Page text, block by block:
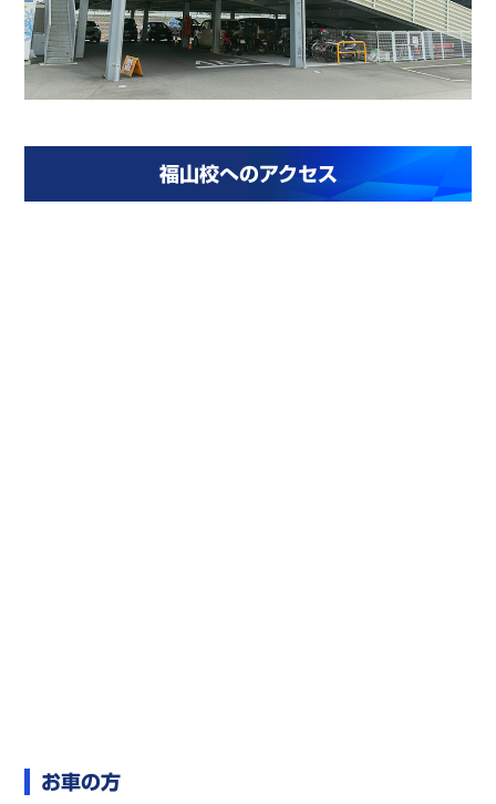
福山校へのアクセス
お車の方